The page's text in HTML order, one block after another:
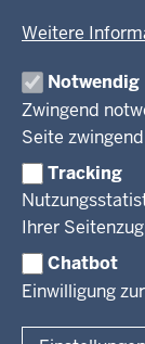
Weitere
Notwendig
Zwingend
Seite
Tracking
Ihrer
Chatbot
Einwilligung
Wirtschaft und
Produkte und
TIM-online
Webdienste
Behördenleitung
Leitbild
Regierungsbezirk
Reisekostenstelle
Veranstaltungen
Stellenangebote
Stellenangebote
Praktikum
Referendariate
Bewerbung
Vormerkstelle
PRESSE
Mediathek
Newsletter
Pressekontakt
Publikationen
VERFAHREN
Legionellen
Überwachung
© 2026
Organisationsplan